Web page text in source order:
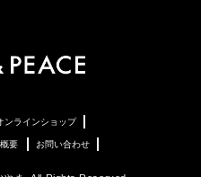
ンラインショップ
要 お問い合わせ